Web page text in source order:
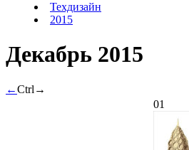
Техдизайн
2015
Декабрь 2015
←Ctrl →
01